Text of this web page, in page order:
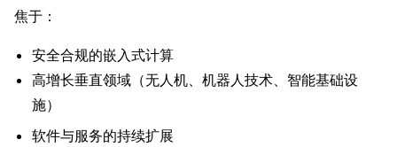
焦于：
安全合规的嵌入式计算
高增长垂直领域（无人机、机器人技术、智能基础设
施）
软件与服务的持续扩展